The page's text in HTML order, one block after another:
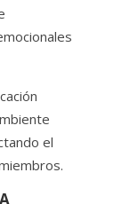
el